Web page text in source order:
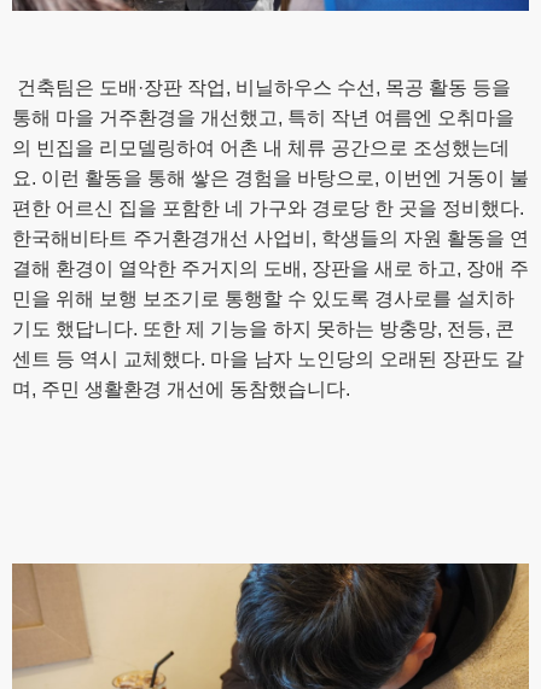
건축팀은 도배·장판 작업, 비닐하우스 수선, 목공 활동 등을
통해 마을 거주환경을 개선했고, 특히 작년 여름엔 오취마을
의 빈집을 리모델링하여 어촌 내 체류 공간으로 조성했는데
요. 이런 활동을 통해 쌓은 경험을 바탕으로, 이번엔 거동이 불
편한 어르신 집을 포함한 네 가구와 경로당 한 곳을 정비했다.
한국해비타트 주거환경개선 사업비, 학생들의 자원 활동을 연
결해 환경이 열악한 주거지의 도배, 장판을 새로 하고, 장애 주
민을 위해 보행 보조기로 통행할 수 있도록 경사로를 설치하
기도 했답니다. 또한 제 기능을 하지 못하는 방충망, 전등, 콘
센트 등 역시 교체했다. 마을 남자 노인당의 오래된 장판도 갈
며, 주민 생활환경 개선에 동참했습니다.